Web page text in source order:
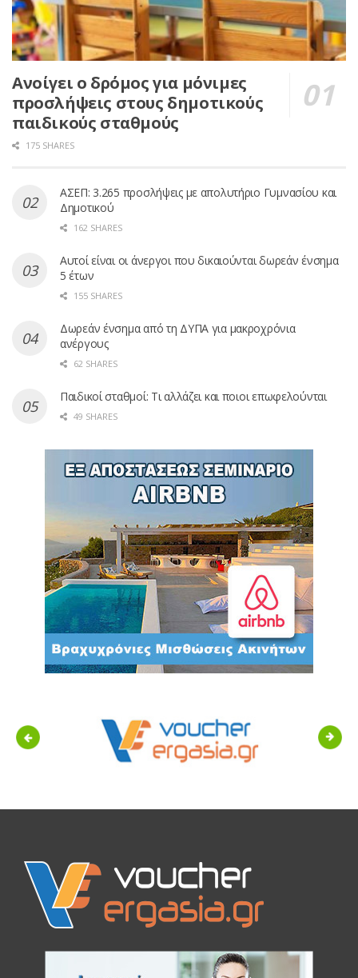
Ανοίγει ο δρόμος για μόνιμες
προσλήψεις στους δημοτικούς
παιδικούς σταθμούς
175 SHARES
ΑΣΕΠ: 3.265 προσλήψεις με απολυτήριο Γυμνασίου και
Δημοτικού
162 SHARES
Αυτοί είναι οι άνεργοι που δικαιούνται δωρεάν ένσημα
5 έτων
155 SHARES
Δωρεάν ένσημα από τη ΔΥΠΑ για μακροχρόνια
ανέργους
62 SHARES
Παιδικοί σταθμοί: Τι αλλάζει και ποιοι επωφελούνται
49 SHARES
Previous Next